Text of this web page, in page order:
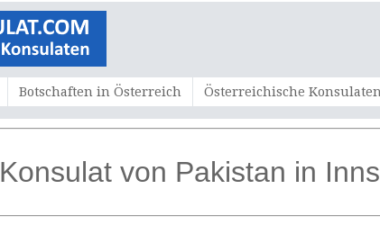
Botschaften in Österreich Österreichische Konsulaten
Konsulat von Pakistan in